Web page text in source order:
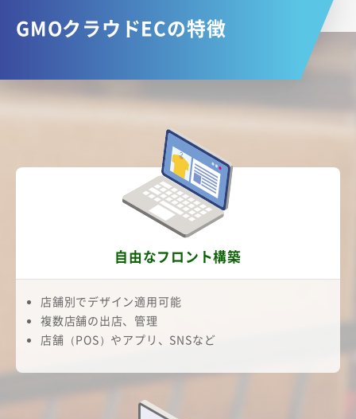
GMOクラウドECの特徴
自由なフロント構築
店舗別でデザイン適用可能
複数店舗の出店、管理
店舗（POS）やアプリ、SNSなど